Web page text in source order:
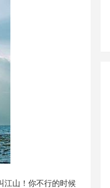
江山！你不行的时候